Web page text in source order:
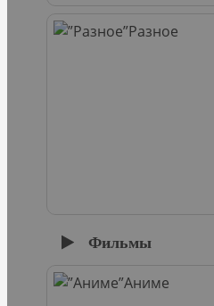
Разное
Фильмы
Аниме